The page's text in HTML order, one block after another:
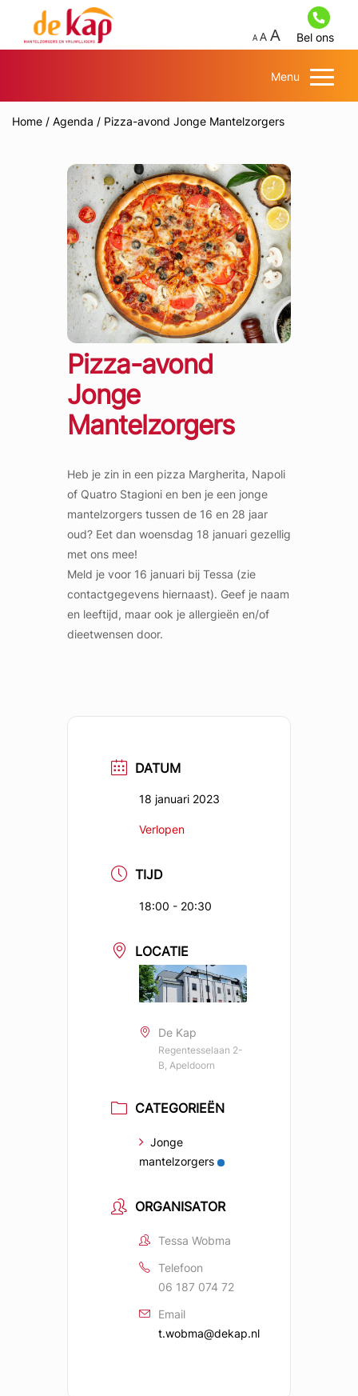
Bel ons
Menu
Home / Agenda / Pizza-avond Jonge Mantelzorgers
Pizza-avond
Jonge
Mantelzorgers
Heb je zin in een pizza Margherita, Napoli
of Quatro Stagioni en ben je een jonge
mantelzorgers tussen de 16 en 28 jaar
oud? Eet dan woensdag 18 januari gezellig
met ons mee!
Meld je voor 16 januari bij Tessa (zie
contactgegevens hiernaast). Geef je naam
en leeftijd, maar ook je allergieën en/of
dieetwensen door.
DATUM
18 januari 2023
Verlopen
TIJD
18:00 - 20:30
LOCATIE
De Kap
Regentesselaan 2-
B, Apeldoorn
CATEGORIEËN
Jonge
mantelzorgers
ORGANISATOR
Tessa Wobma
Telefoon
06 187 074 72
Email
t.wobma@dekap.nl